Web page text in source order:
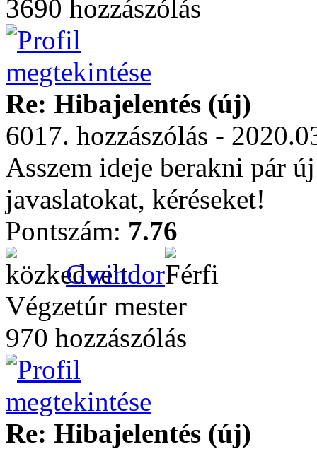
3690 hozzászólás
Re: Hibajelentés (új)
6017. hozzászólás -
Asszem ideje berakni pár
javaslatokat, kéréseket!
Pontszám: 7.76
Gwindor
Végzetúr mester
970 hozzászólás
Re: Hibajelentés (új)